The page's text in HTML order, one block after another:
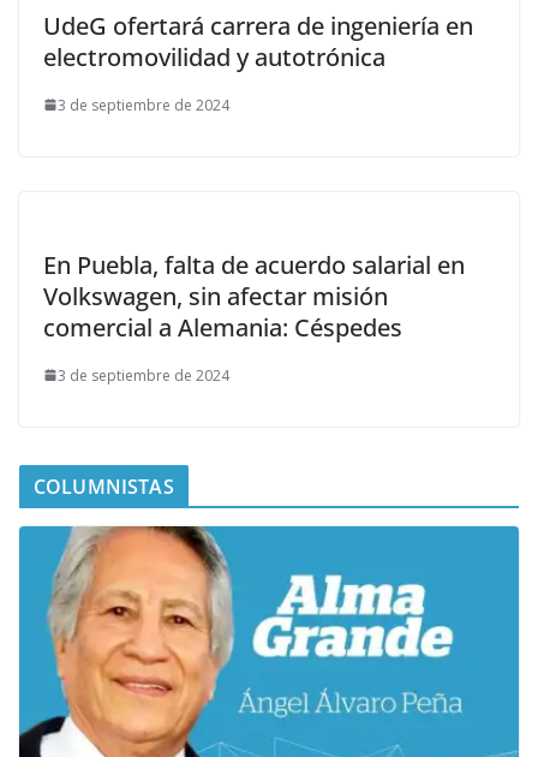
UdeG ofertará carrera de ingeniería en
electromovilidad y autotrónica
3 de septiembre de 2024
En Puebla, falta de acuerdo salarial en
Volkswagen, sin afectar misión
comercial a Alemania: Céspedes
3 de septiembre de 2024
COLUMNISTAS